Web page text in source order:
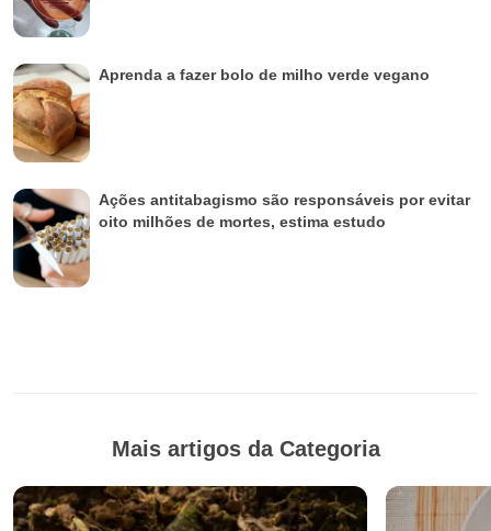
Aprenda a fazer bolo de milho verde vegano
Ações antitabagismo são responsáveis por evitar
oito milhões de mortes, estima estudo
Mais artigos da Categoria